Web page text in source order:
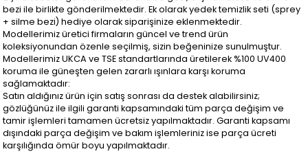
bezi ile birlikte gönderilmektedir. Ek olarak yedek temizlik seti (sprey
+ silme bezi) hediye olarak siparişinize eklenmektedir.
Modellerimiz üretici firmaların güncel ve trend ürün
koleksiyonundan özenle seçilmiş, sizin beğeninize sunulmuştur.
Modellerimiz UKCA ve TSE standartlarında üretilerek %100 UV400
koruma ile güneşten gelen zararlı ışınlara karşı koruma
sağlamaktadır:
Satın aldığınız ürün için satış sonrası da destek alabilirsiniz;
gözlüğünüz ile ilgili garanti kapsamındaki tüm parça değişim ve
tamir işlemleri tamamen ücretsiz yapılmaktadır. Garanti kapsamı
dışındaki parça değişim ve bakım işlemleriniz ise parça ücreti
karşılığında ömür boyu yapılmaktadır.